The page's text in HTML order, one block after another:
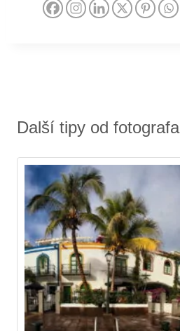
Další tipy od fotografa